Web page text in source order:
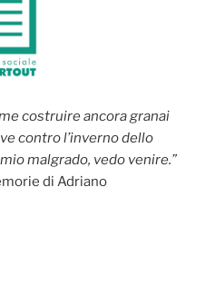
costruire ancora granai
contro l’inverno dello
malgrado, vedo venire.”
di Adriano